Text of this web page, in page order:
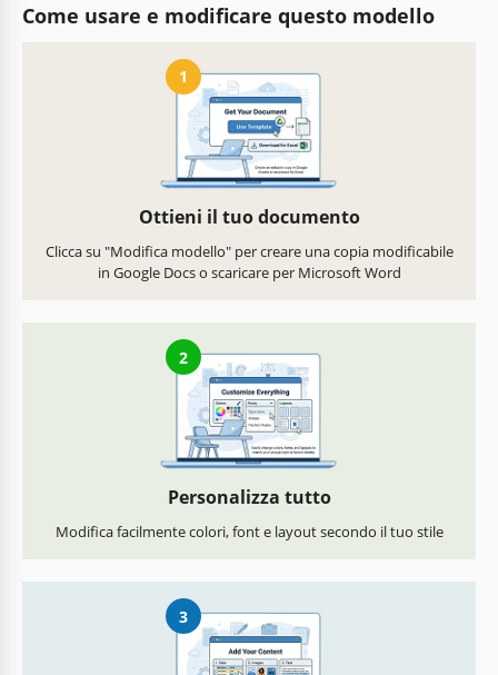
Come usare e modificare questo modello
1
Ottieni il tuo documento
Clicca su "Modifica modello" per creare una copia modificabile
in Google Docs o scaricare per Microsoft Word
2
Personalizza tutto
Modifica facilmente colori, font e layout secondo il tuo stile
3